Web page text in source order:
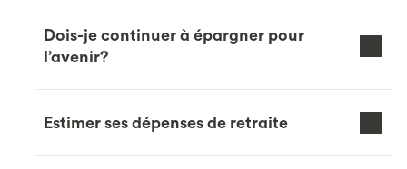
Dois-je continuer à épargner pour
l’avenir?
Estimer ses dépenses de retraite